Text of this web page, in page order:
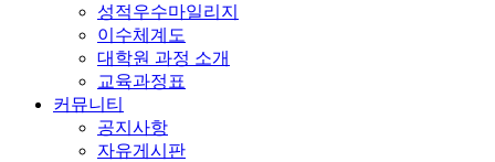
성적우수마일리지
이수체계도
대학원 과정 소개
교육과정표
커뮤니티
공지사항
자유게시판